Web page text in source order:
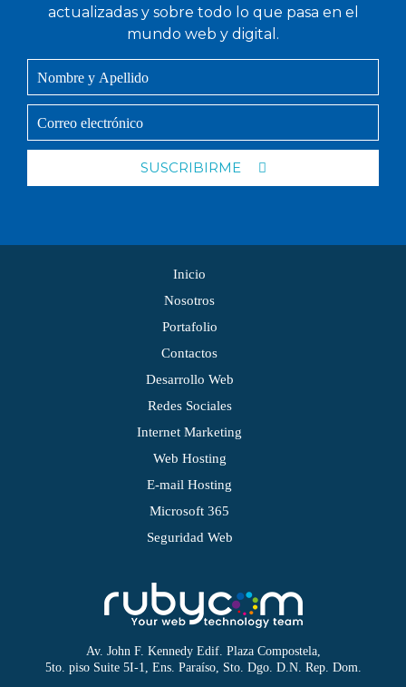
actualizadas y sobre todo lo que pasa en el
mundo web y digital.
SUSCRIBIRME
Inicio
Nosotros
Portafolio
Contactos
Desarrollo Web
Redes Sociales
Internet Marketing
Web Hosting
E-mail Hosting
Microsoft 365
Seguridad Web
Av. John F. Kennedy Edif. Plaza Compostela,
5to. piso Suite 5I-1, Ens. Paraíso, Sto. Dgo. D.N. Rep. Dom.